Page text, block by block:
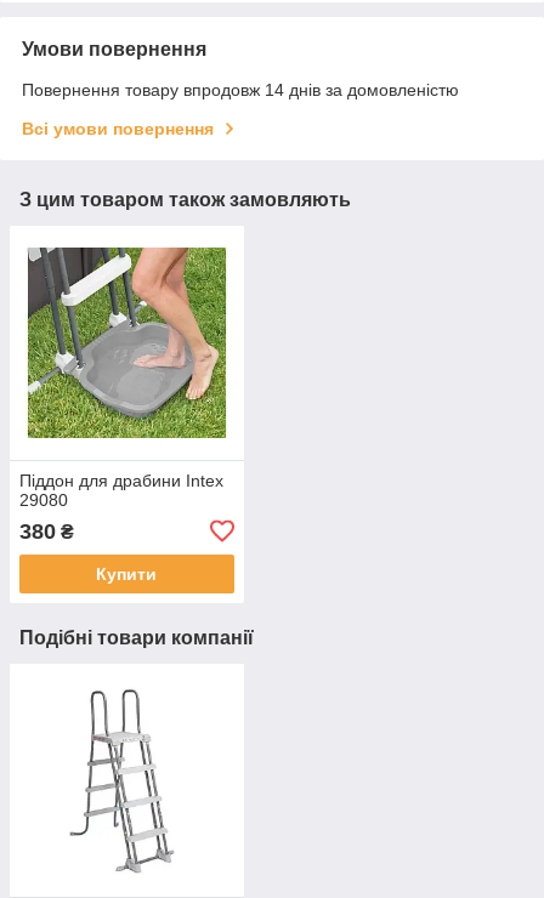
Умови повернення
Повернення товару впродовж 14 днів за домовленістю
Всі умови повернення
З цим товаром також замовляють
Піддон для драбини Intex
29080
380 ₴
Купити
Подібні товари компанії